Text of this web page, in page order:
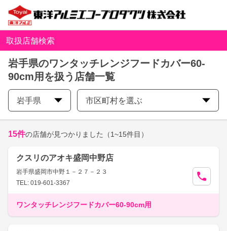
取扱店舗検索
岩手県のワンタッチレンジフードカバー60-
90cm用を扱う店舗一覧
岩手県 市区町村を選ぶ
15件の店舗が見つかりました （1~15件目）
クスリのアオキ盛岡中野店
岩手県盛岡市中野１－２７－２３
TEL: 019-601-3367
ワンタッチレンジフードカバー60-90cm用